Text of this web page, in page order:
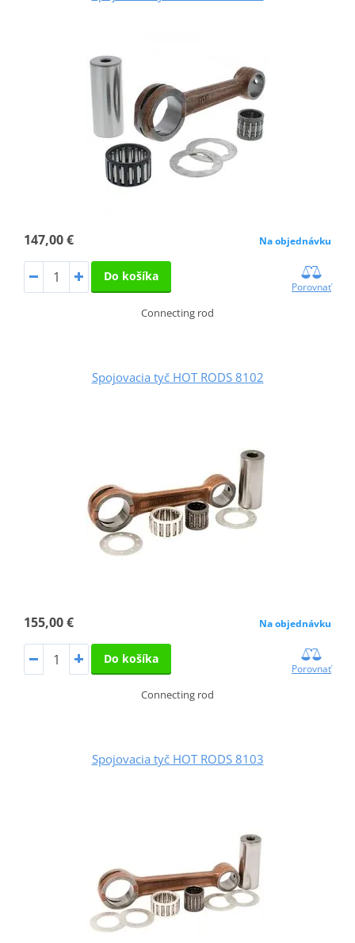
147,00 € Na objednávku
Do košíka
Porovnať
Connecting rod
Spojovacia tyč HOT RODS 8102
155,00 € Na objednávku
Do košíka
Porovnať
Connecting rod
Spojovacia tyč HOT RODS 8103